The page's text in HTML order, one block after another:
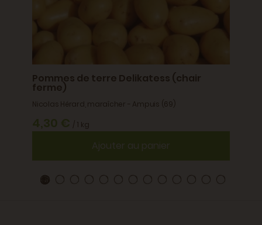
Pommes de terre Delikatess (chair
ferme)
Nicolas Hérard, maraîcher - Ampuis (69)
4,30 € / 1 kg
Ajouter au panier